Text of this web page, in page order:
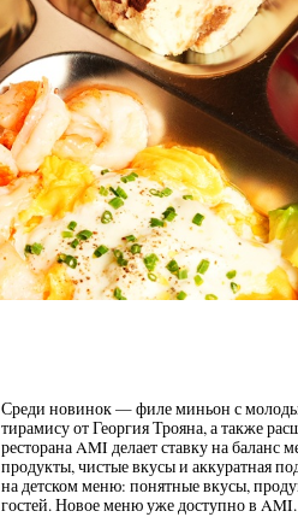
Среди новинок — филе миньон с
тирамису от Георгия Трояна, а также
ресторана AMI делает ставку на
продукты, чистые вкусы и аккуратная
на детском меню: понятные вкусы,
гостей. Новое меню уже доступно в AMI.